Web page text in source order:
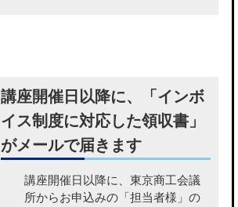
講座開催日以降に、「インボ
イス制度に対応した領収書」
がメールで届きます
講座開催日以降に、東京商工会議
所からお申込みの「担当者様」の